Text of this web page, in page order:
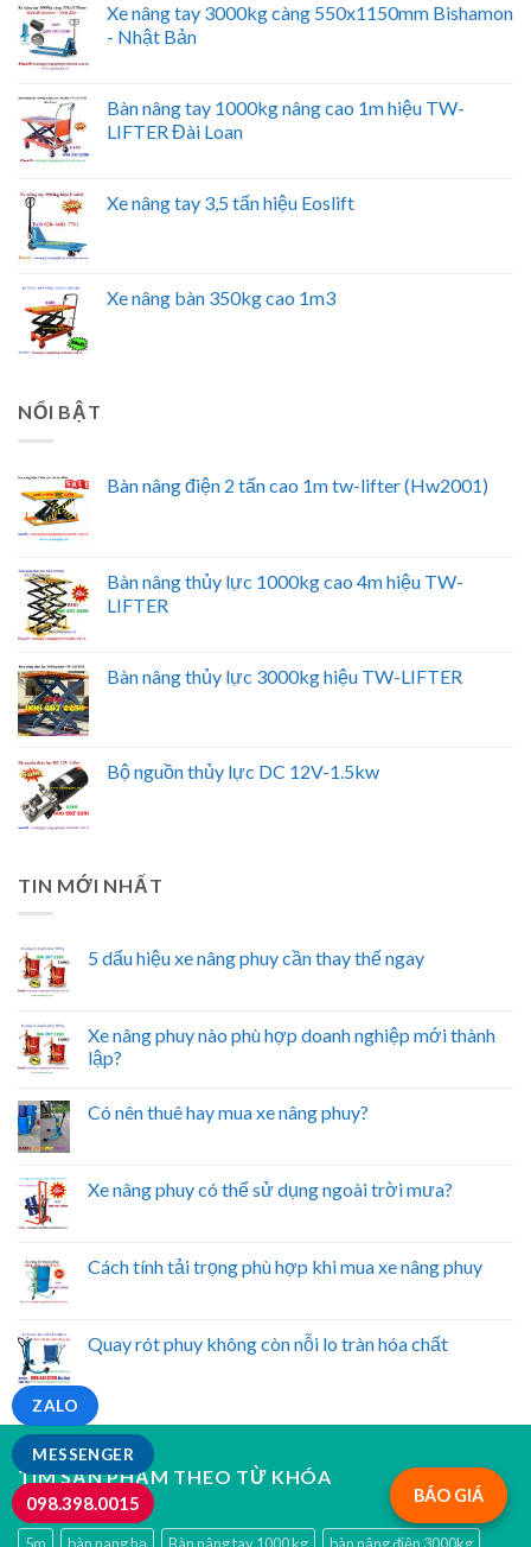
MESSENGER
ZALO
098.398.0015
Xe nâng tay 3000kg càng 550x1150mm Bishamon
- Nhật Bản
Bàn nâng tay 1000kg nâng cao 1m hiệu TW-
LIFTER Đài Loan
Xe nâng tay 3,5 tấn hiệu Eoslift
Xe nâng bàn 350kg cao 1m3
NỔI BẬT
Bàn nâng điện 2 tấn cao 1m tw-lifter (Hw2001)
Bàn nâng thủy lực 1000kg cao 4m hiệu TW-
LIFTER
Bàn nâng thủy lực 3000kg hiệu TW-LIFTER
Bộ nguồn thủy lực DC 12V-1.5kw
TIN MỚI NHẤT
5 dấu hiệu xe nâng phuy cần thay thế ngay
Xe nâng phuy nào phù hợp doanh nghiệp mới thành
lập?
Có nên thuê hay mua xe nâng phuy?
Xe nâng phuy có thể sử dụng ngoài trời mưa?
Cách tính tải trọng phù hợp khi mua xe nâng phuy
Quay rót phuy không còn nỗi lo tràn hóa chất
TÌM SẢN PHẨM THEO TỪ KHÓA
5m bàn nang hạ Bàn nâng tay 1000 kg bàn nâng điện 3000kg
BÁO GIÁ